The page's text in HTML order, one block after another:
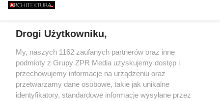
Autor: Aleksander Małachowski/ Materiały prasowe
Drogi Użytkowniku,
My, naszych 1162 zaufanych partnerów oraz inne
podmioty z Grupy ZPR Media uzyskujemy dostęp i
przechowujemy informacje na urządzeniu oraz
przetwarzamy dane osobowe, takie jak unikalne
identyfikatory, standardowe informacje wysyłane przez